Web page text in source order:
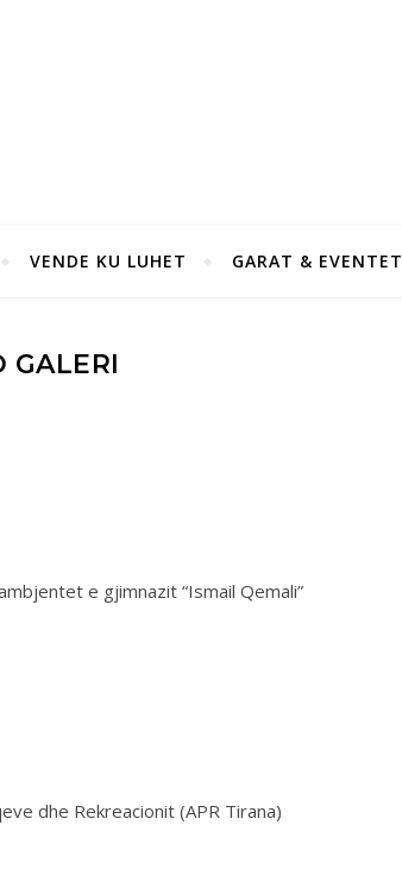
VENDE KU LUHET GARAT & EVENTET
GALERI
e gjimnazit “Ismail Qemali”
dhe Rekreacionit (APR Tirana)